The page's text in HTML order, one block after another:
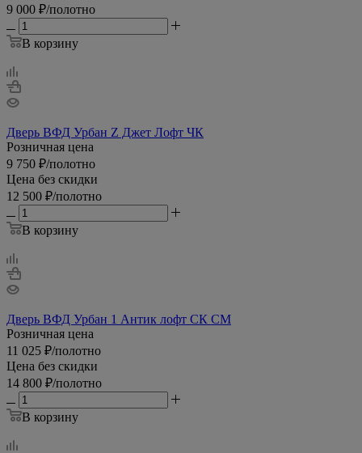
9 000 ₽/полотно
В корзину
Дверь ВФД Урбан Z Джет Лофт ЧК
Розничная цена
9 750 ₽/полотно
Цена без скидки
12 500 ₽/полотно
В корзину
Дверь ВФД Урбан 1 Антик лофт СК СМ
Розничная цена
11 025 ₽/полотно
Цена без скидки
14 800 ₽/полотно
В корзину